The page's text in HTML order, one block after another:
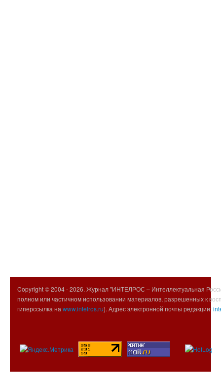
Copyright © 2004 -2026. Журнал "ИНТЕЛРОС – Интеллектуальная
полном или частичном использовании материалов, разрешенных к
гиперссылка на www.intelros.ru). Адрес электронной почты редакции: